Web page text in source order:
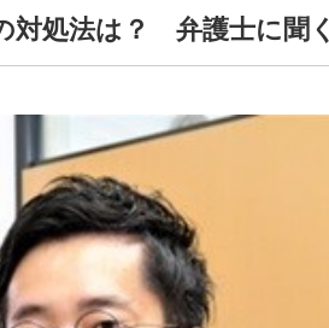
対処法は？ 弁護士に聞く